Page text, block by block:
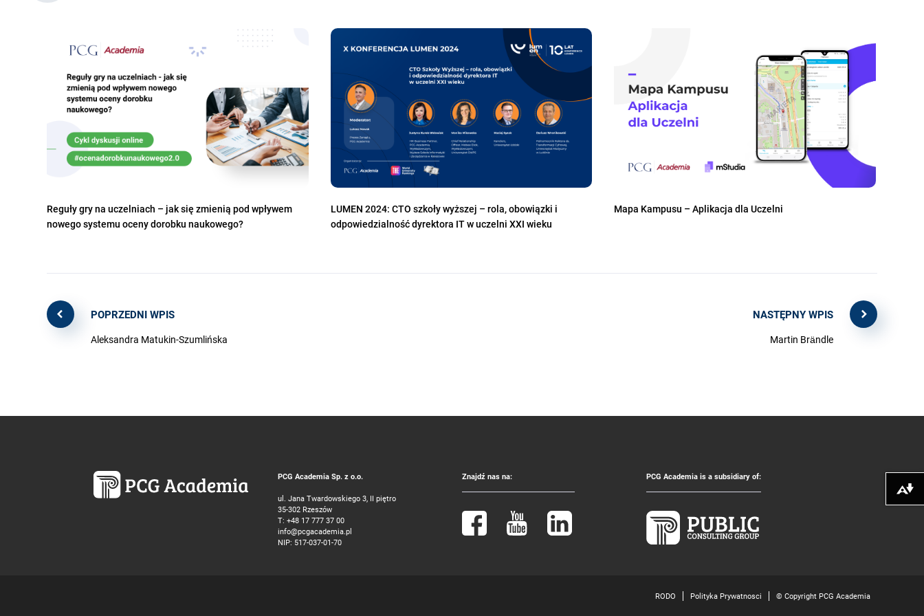
Reguły gry na uczelniach – jak się zmienią pod wpływem
nowego systemu oceny dorobku naukowego?
LUMEN 2024: CTO szkoły wyższej – rola, obowiązki i
odpowiedzialność dyrektora IT w uczelni XXI wieku
Mapa Kampusu – Aplikacja dla Uczelni
POPRZEDNI WPIS
Aleksandra Matukin-Szumlińska
NASTĘPNY WPIS
Martin Brändle
PCG Academia Sp. z o.o.
ul. Jana Twardowskiego 3, II piętro
35-302 Rzeszów
T: +48 17 777 37 00
info@pcgacademia.pl
NIP: 517-037-01-70
Znajdź nas na: PCG Academia is a subsidiary of:
RODO Polityka Prywatnosci © Copyright PCG Academia
Pobierz